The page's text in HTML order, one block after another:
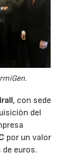
, con sede
del
por un valor
euros.